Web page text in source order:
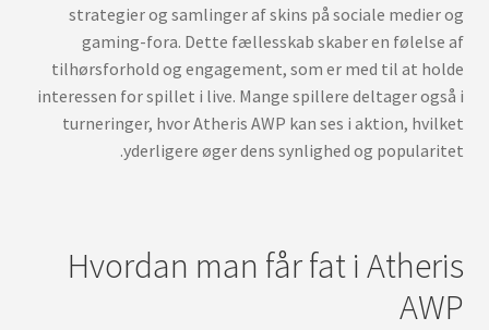
strategier og samlinger af skins på sociale medier og
gaming-fora. Dette fællesskab skaber en følelse af
tilhørsforhold og engagement, som er med til at holde
interessen for spillet i live. Mange spillere deltager også i
turneringer, hvor Atheris AWP kan ses i aktion, hvilket
yderligere øger dens synlighed og popularitet.
Hvordan man får fat i Atheris
AWP